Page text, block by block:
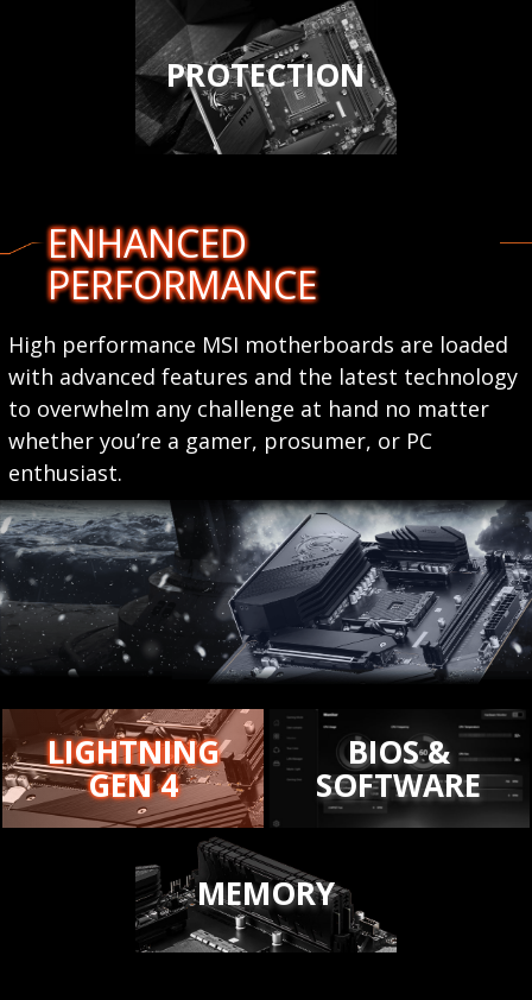
PROTECTION
ENHANCED
PERFORMANCE
High performance MSI motherboards are loaded
with advanced features and the latest technology
to overwhelm any challenge at hand no matter
whether you’re a gamer, prosumer, or PC
enthusiast.
LIGHTNING
GEN 4
BIOS &
SOFTWARE
MEMORY